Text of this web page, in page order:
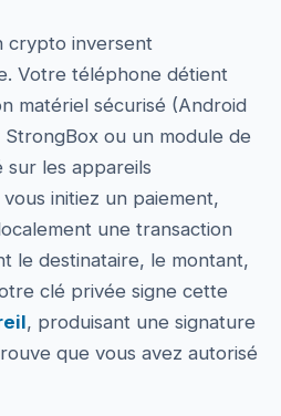
crypto inversent
Votre téléphone détient
matériel sécurisé (Android
ou un module de
sur les appareils
initiez un paiement,
une transaction
le destinataire, le montant,
clé privée signe cette
, produisant une signature
que vous avez autorisé